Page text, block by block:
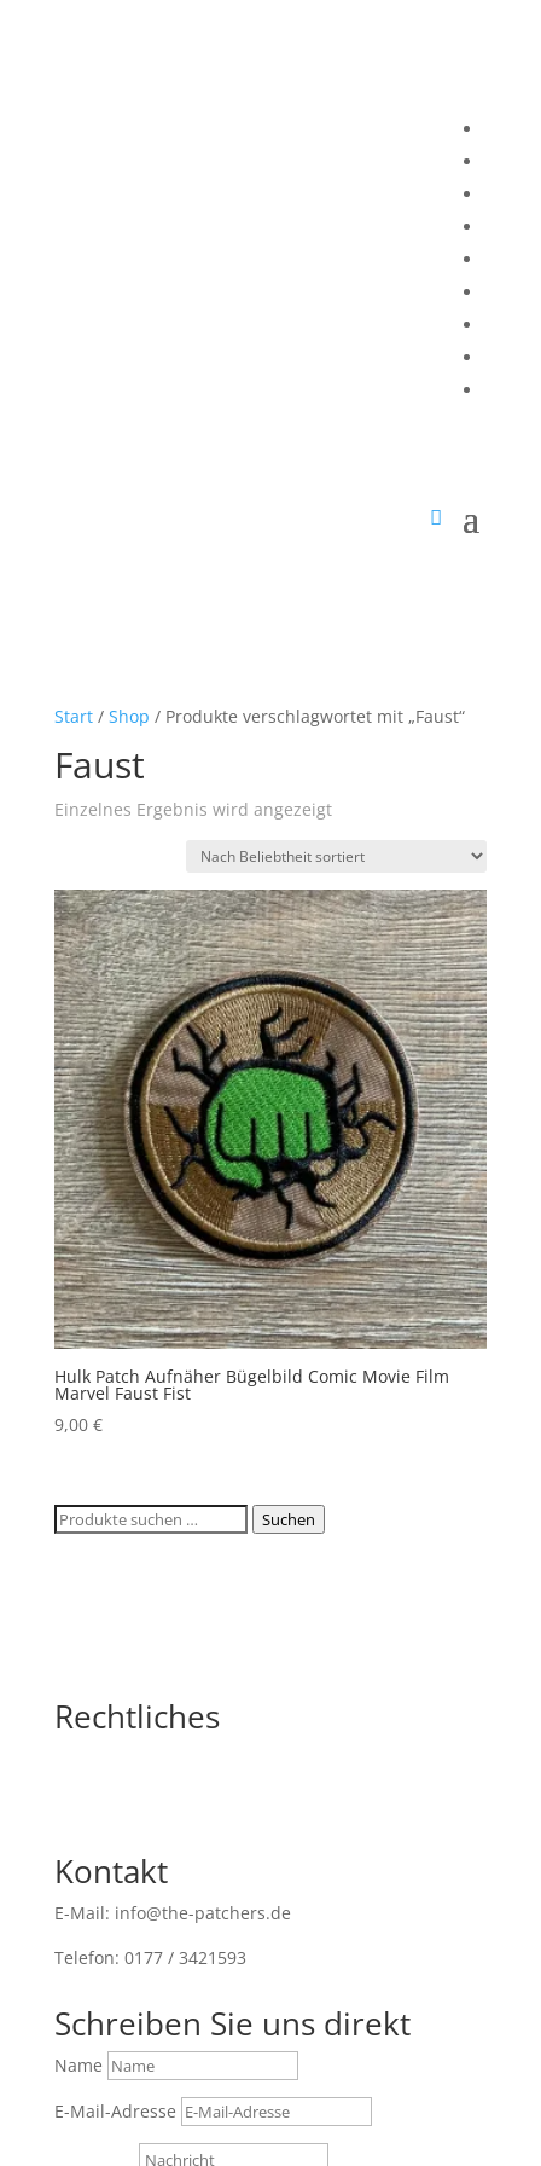
Start/ Shop / Produkte verschlagwortet mit „Faust“
Faust
Einzelnes Ergebnis wird angezeigt
Hulk Patch Aufnäher Bügelbild Comic Movie Film
Marvel Faust Fist
9,00 €
Suchen
Suchen
Rechtliches
Kontakt
E-Mail: info@the-patchers.de
Telefon: 0177 / 3421593
Schreiben Sie uns direkt
Name
E-Mail-Adresse